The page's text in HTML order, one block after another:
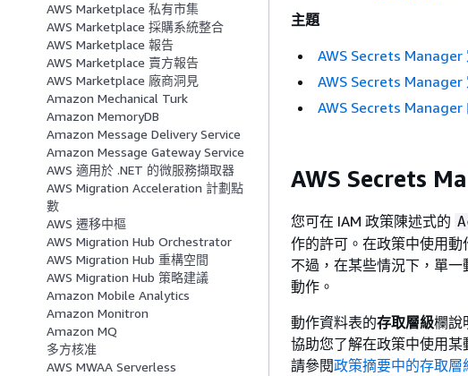
AWS Marketplace 私有市集
AWS Marketplace 採購系統整合
AWS Marketplace 報告
AWS Marketplace 賣方報告
AWS Marketplace 廠商洞見
Amazon Mechanical Turk
Amazon MemoryDB
Amazon Message Delivery Service
Amazon Message Gateway Service
AWS 適用於 .NET 的微服務擷取器
AWS Migration Acceleration 計劃點
數
AWS 遷移中樞
AWS Migration Hub Orchestrator
AWS Migration Hub 重構空間
AWS Migration Hub 策略建議
Amazon Mobile Analytics
Amazon Monitron
Amazon MQ
多方核准
AWS MWAA Serverless
主題
AWS Secrets Manager
AWS Secrets Manager
AWS Secrets Manager
AWS Secrets
您可在 IAM 政策陳述式的
作的許可。在政策中使用動
不過，在某些情況下，單
動作。
動作資料表的存取層級欄說
協助您了解在政策中使用某
請參閱政策摘要中的存取層